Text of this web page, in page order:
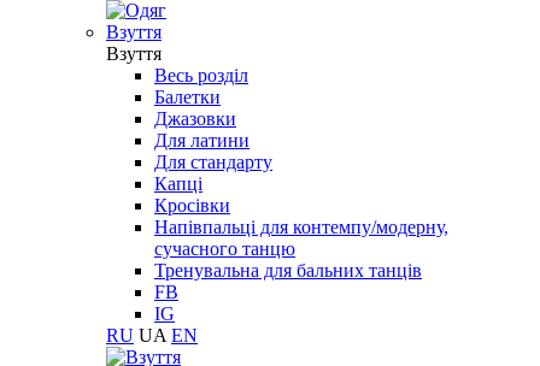
Взуття
Взуття
Весь розділ
Балетки
Джазовки
Для латини
Для стандарту
Капці
Кросівки
Напівпальці для контемпу/модерну,
сучасного танцю
Тренувальна для бальних танців
FB
IG
RU UA EN